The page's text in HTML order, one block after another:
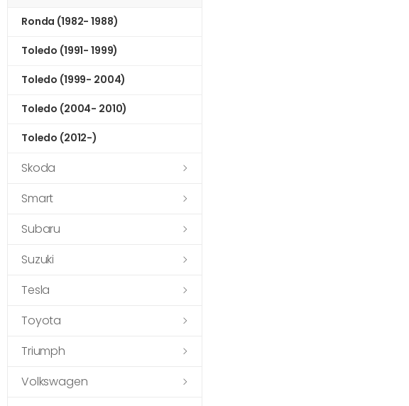
Ronda (1982- 1988)
Toledo (1991- 1999)
Toledo (1999- 2004)
Toledo (2004- 2010)
Toledo (2012-)
Skoda
Smart
Subaru
Suzuki
Tesla
Toyota
Triumph
Volkswagen